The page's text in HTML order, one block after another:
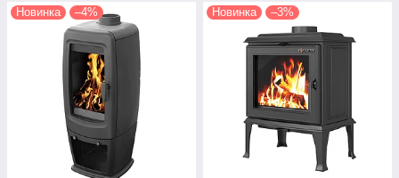
Новинка –4% Новинка –3%